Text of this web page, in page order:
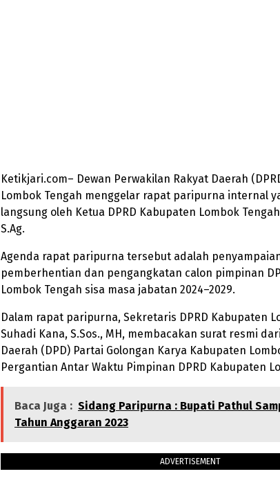
Ketikjari.com– Dewan Perwakilan Rakyat Daerah
Lombok Tengah menggelar rapat paripurna internal
langsung oleh Ketua DPRD Kabupaten Lombok
S.Ag.
Agenda rapat paripurna tersebut adalah
pemberhentian dan pengangkatan calon pimpinan
Lombok Tengah sisa masa jabatan 2024–2029.
Dalam rapat paripurna, Sekretaris DPRD Kabupaten
Suhadi Kana, S.Sos., MH, membacakan surat resmi
Daerah (DPD) Partai Golongan Karya Kabupaten
Pergantian Antar Waktu Pimpinan DPRD Kabupaten
Baca Juga : Sidang Paripurna : Bupati Pathul
Tahun Anggaran 2023
ADVERTISEMENT